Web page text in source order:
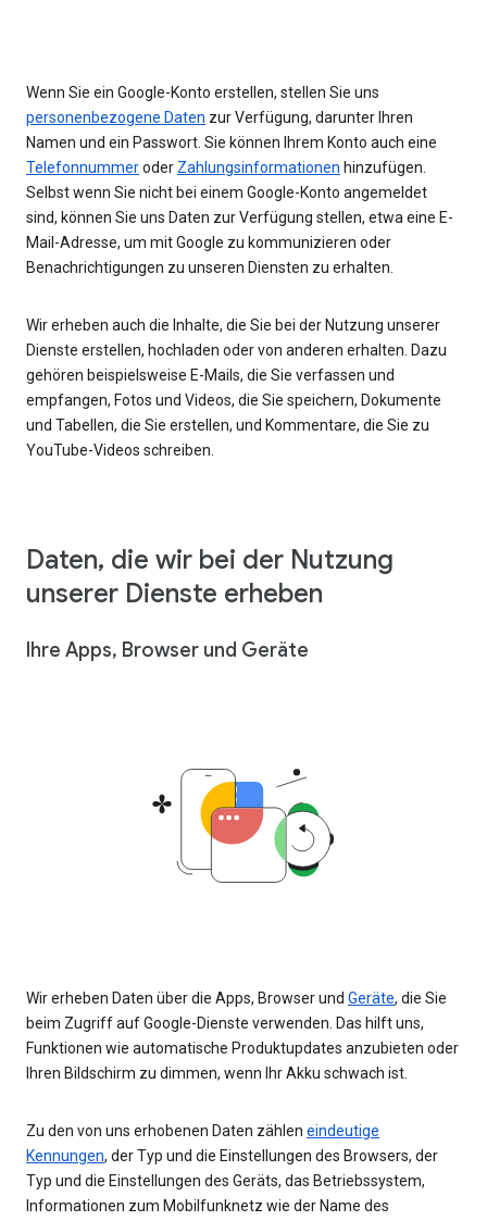
Wenn Sie ein Google-Konto erstellen, stellen Sie uns
personenbezogene Daten zur Verfügung, darunter Ihren
Namen und ein Passwort. Sie können Ihrem Konto auch eine
Telefonnummeroder Zahlungsinformationen hinzufügen.
Selbst wenn Sie nicht bei einem Google-Konto angemeldet
sind, können Sie uns Daten zur Verfügung stellen, etwa eine E-
Mail-Adresse, um mit Google zu kommunizieren oder
Benachrichtigungen zu unseren Diensten zu erhalten.
Wir erheben auch die Inhalte, die Sie bei der Nutzung unserer
Dienste erstellen, hochladen oder von anderen erhalten. Dazu
gehören beispielsweise E-Mails, die Sie verfassen und
empfangen, Fotos und Videos, die Sie speichern, Dokumente
und Tabellen, die Sie erstellen, und Kommentare, die Sie zu
YouTube-Videos schreiben.
Daten, die wir bei der Nutzung
unserer Dienste erheben
Ihre Apps, Browser und Geräte
Wir erheben Daten über die Apps, Browser und Geräte, die Sie
beim Zugriff auf Google-Dienste verwenden. Das hilft uns,
Funktionen wie automatische Produktupdates anzubieten oder
Ihren Bildschirm zu dimmen, wenn Ihr Akku schwach ist.
Zu den von uns erhobenen Daten zählen eindeutige
Kennungen, der Typ und die Einstellungen des Browsers, der
Typ und die Einstellungen des Geräts, das Betriebssystem,
Informationen zum Mobilfunknetz wie der Name des